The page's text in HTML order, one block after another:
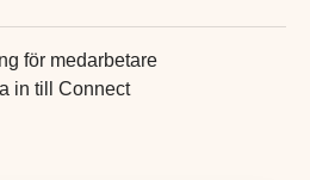
för medarbetare
in till Connect